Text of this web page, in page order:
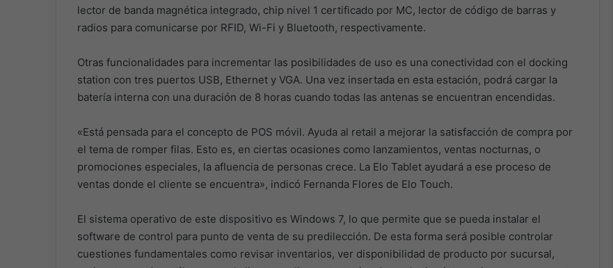
lector de banda magnética integrado, chip nivel 1 certificado por MC, lector de código de barras y
radios para comunicarse por RFID, Wi-Fi y Bluetooth, respectivamente.
Otras funcionalidades para incrementar las posibilidades de uso es una conectividad con el docking
station con tres puertos USB, Ethernet y VGA. Una vez insertada en esta estación, podrá cargar la
batería interna con una duración de 8 horas cuando todas las antenas se encuentran encendidas.
«Está pensada para el concepto de POS móvil. Ayuda al retail a mejorar la satisfacción de compra por
el tema de romper filas. Esto es, en ciertas ocasiones como lanzamientos, ventas nocturnas, o
promociones especiales, la afluencia de personas crece. La Elo Tablet ayudará a ese proceso de
ventas donde el cliente se encuentra», indicó Fernanda Flores de Elo Touch.
El sistema operativo de este dispositivo es Windows 7, lo que permite que se pueda instalar el
software de control para punto de venta de su predilección. De esta forma será posible controlar
cuestiones fundamentales como revisar inventarios, ver disponibilidad de producto por sucursal,